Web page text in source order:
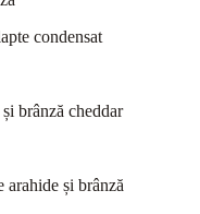
condensat
brânză cheddar
arahide și brânză